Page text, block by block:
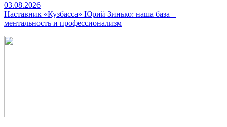
03.08.2026
Наставник «Кузбасса» Юрий Зинько: наша база –
ментальность и профессионализм